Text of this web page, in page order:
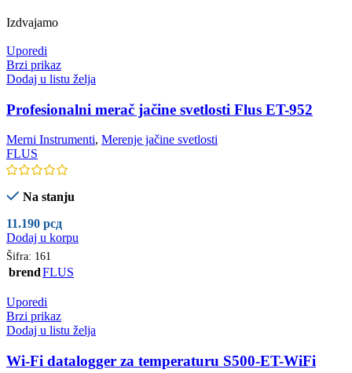
Izdvajamo
Uporedi
Brzi prikaz
Dodaj u listu želja
Profesionalni merač jačine svetlosti Flus ET-952
Merni Instrumenti, Merenje jačine svetlosti
FLUS
Na stanju
11.190 рсд
Dodaj u korpu
Šifra: 161
brendFLUS
Uporedi
Brzi prikaz
Dodaj u listu želja
Wi-Fi datalogger za temperaturu S500-ET-WiFi